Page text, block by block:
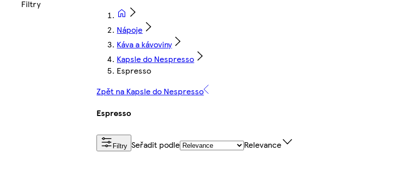
Nápoje
Káva a kávoviny
Kapsle do Nespresso
Espresso
Zpět na Kapsle do Nespresso
Espresso
Filtry Seřadit podle Relevance